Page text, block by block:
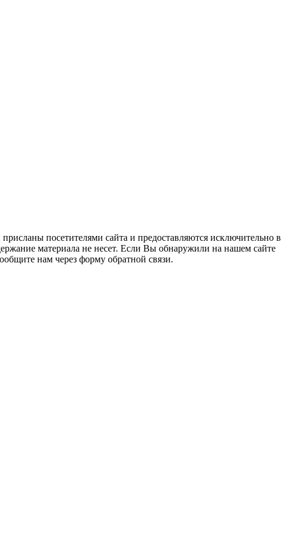
посетителями сайта и предоставляются исключительно в
материала не несет. Если Вы обнаружили на нашем сайте
нам через форму обратной связи.